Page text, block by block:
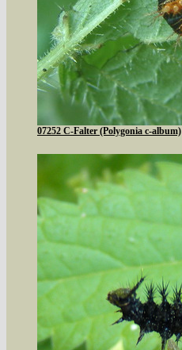
07252 C-Falter (Polygonia c-album)